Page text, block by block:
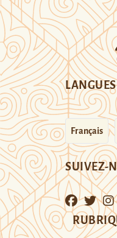
LANGUES
Français
SUIVEZ-